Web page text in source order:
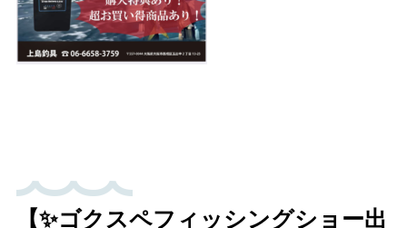
【✨ゴクスペフィッシングショー出